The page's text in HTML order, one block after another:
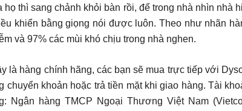
thì sang chảnh khỏi bàn rồi, để trong nhà nhìn nhà
khiển bằng giọng nói được luôn. Theo như nhãn
và 97% các mùi khó chịu trong nhà nghen.
hàng chính hãng, các bạn sẽ mua trực tiếp với
khoản hoặc trả tiền mặt khi giao hàng. Tài
hàng TMCP Ngoại Thương Việt Nam